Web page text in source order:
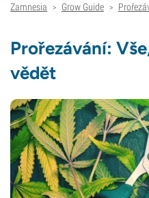
Zamnesia > Grow Guide >
Prořezávání:
vědět